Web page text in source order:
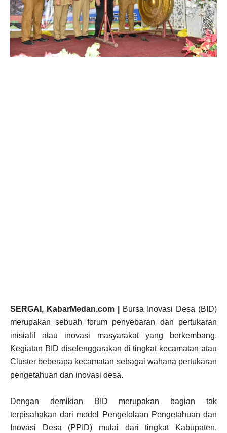
SERGAI, KabarMedan.com |
Bursa Inovasi Desa (BID)
merupakan sebuah forum penyebaran dan pertukaran
inisiatif atau inovasi masyarakat yang berkembang.
Kegiatan BID diselenggarakan di tingkat kecamatan atau
Cluster beberapa kecamatan sebagai wahana pertukaran
pengetahuan dan inovasi desa.
Dengan demikian BID merupakan bagian tak
terpisahakan dari model Pengelolaan Pengetahuan dan
Inovasi Desa (PPID) mulai dari tingkat Kabupaten,